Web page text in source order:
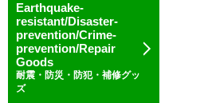
Earthquake-
resistant/Disaster-
prevention/Crime-
prevention/Repair
Goods
耐震・防災・防犯・補修グッ
ズ